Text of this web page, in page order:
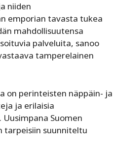
niiden
emporian tavasta tukea
mahdollisuutensa
palveluita, sanoo
tamperelainen
on perinteisten näppäin- ja
ja erilaisia
Suomen
tarpeisiin suunniteltu